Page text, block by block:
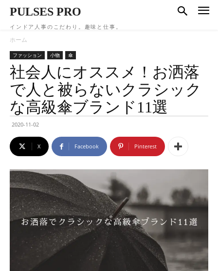
PULSES PRO
インドア人事のこだわり。趣味と仕事。
ホーム
ファッション 小物 傘
社会人にオススメ！お洒落
で人と被らないクラシック
な高級傘ブランド11選
2020-11-02
X Facebook Pinterest